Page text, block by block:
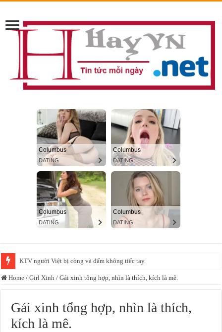
Xác minh video bảo mẫu đánh, bắn dây thun vào chân trẻ tại một cơ sở
Home / Girl Xinh / Gái xinh tổng hợp, nhìn là thích, kích là mê.
Gái xinh tổng hợp, nhìn là thích,
kích là mê.